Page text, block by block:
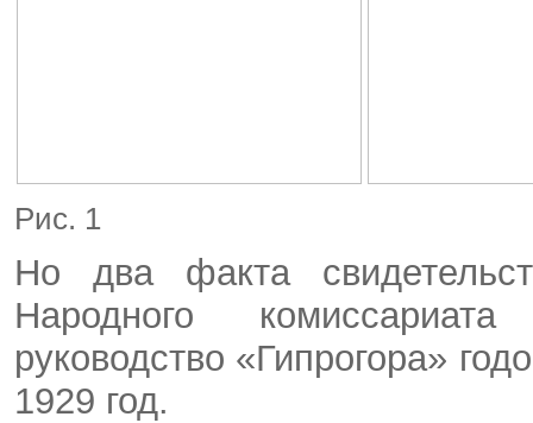
Рис. 1
Но два факта
Народного
руководство «Гипрогора»
1929 год.